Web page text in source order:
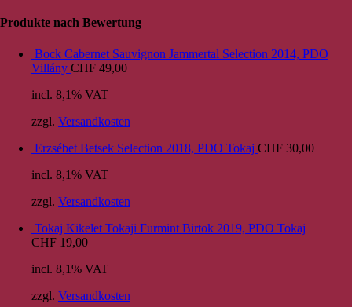
Produkte nach Bewertung
Bock Cabernet Sauvignon Jammertal Selection 2014, PDO
Villány CHF 49,00
incl. 8,1% VAT
zzgl. Versandkosten
Erzsébet Betsek Selection 2018, PDO Tokaj CHF 30,00
incl. 8,1% VAT
zzgl. Versandkosten
Tokaj Kikelet Tokaji Furmint Birtok 2019, PDO Tokaj
CHF 19,00
incl. 8,1% VAT
zzgl. Versandkosten